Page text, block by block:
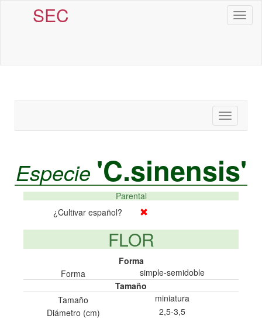
SEC
Toggle
navigation
Especie 'C.sinensis'
Parental
¿Cultivar español?
FLOR
Forma
Forma
simple-semidoble
Tamaño
Tamaño
miniatura
Diámetro (cm)
2,5-3,5